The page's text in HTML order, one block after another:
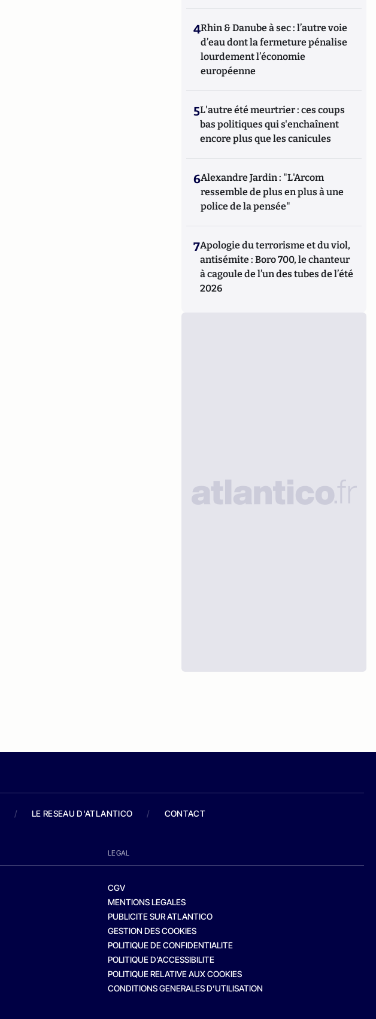
4Rhin & Danube à sec : l’autre voie
d’eau dont la fermeture pénalise
lourdement l’économie
européenne
5L'autre été meurtrier : ces coups
bas politiques qui s'enchaînent
encore plus que les canicules
6Alexandre Jardin : "L'Arcom
ressemble de plus en plus à une
police de la pensée"
7Apologie du terrorisme et du viol,
antisémite : Boro 700, le chanteur
à cagoule de l’un des tubes de l’été
2026
/ LE RESEAU D'ATLANTICO / CONTACT
LEGAL
CGV
MENTIONS LEGALES
PUBLICITE SUR ATLANTICO
GESTION DES COOKIES
POLITIQUE DE CONFIDENTIALITE
POLITIQUE D’ACCESSIBILITE
POLITIQUE RELATIVE AUX COOKIES
CONDITIONS GENERALES D’UTILISATION